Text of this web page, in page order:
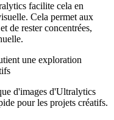
facilite cela en
Cela permet aux
de rester concentrées,
d'images d'Ultralytics
pour les projets créatifs.